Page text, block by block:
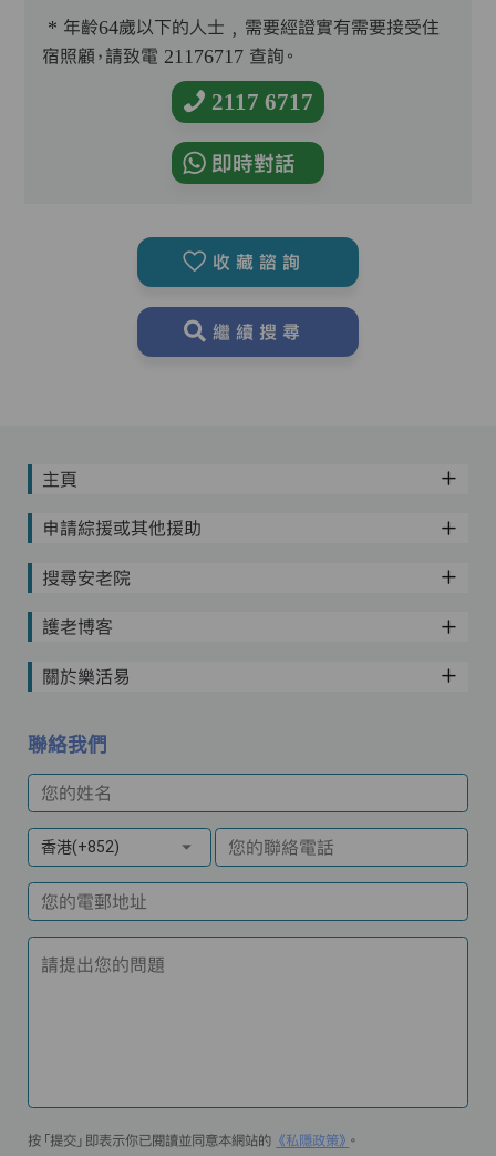
* 年齡64歲以下的人士﹐需要經證實有需要接受住
宿照顧，請致電 21176717 查詢。
2117 6717
即時對話
收藏諮詢
繼續搜尋
主頁
申請綜援或其他援助
搜尋安老院
護老博客
關於樂活易
聯絡我們
您的姓名
香港(+852) 您的聯絡電話
您的電郵地址
請提出您的問題
按「提交」即表示你已閱讀並同意本網站的 《私隱政策》 。